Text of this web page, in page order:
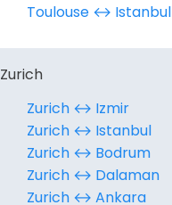
Toulouse ↔︎ Istanbul
Zurich
Zurich ↔︎ Izmir
Zurich ↔︎ Istanbul
Zurich ↔︎ Bodrum
Zurich ↔︎ Dalaman
Zurich ↔︎ Ankara